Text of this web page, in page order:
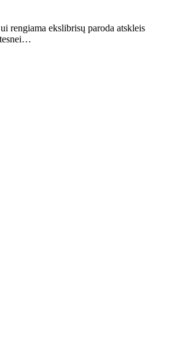
ekslibrisų paroda atskleis